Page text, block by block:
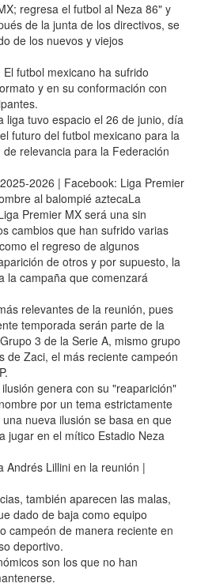
regresa el futbol al Neza 86" y
de la junta de los directivos, se
de los nuevos y viejos
futbol mexicano ha sufrido
y en su conformación con
liga tuvo espacio el 26 de junio, día
futuro del futbol mexicano para la
relevancia para la Federación
2026 | Facebook: Liga Premier
al balompié aztecaLa
Premier MX será una sin
cambios que han sufrido varias
el regreso de algunos
de otros y por supuesto, la
la campaña que comenzará
relevantes de la reunión, pues
temporada serán parte de la
3 de la Serie A, mismo grupo
de Zaci, el más reciente campeón
genera con su "reaparición"
por un tema estrictamente
nueva ilusión se basa en que
jugar en el mítico Estadio Neza
Andrés Lillini en la reunión |
también aparecen las malas,
dado de baja como equipo
campeón de manera reciente en
deportivo.
son los que no han